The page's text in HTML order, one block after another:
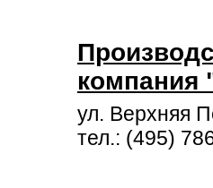
компания
ул. Верхняя
тел.: (495)